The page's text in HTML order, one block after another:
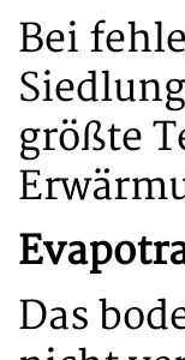
Bei
größte
Das